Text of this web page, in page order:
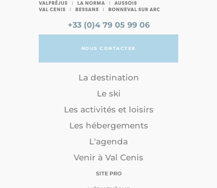
+33 (0)4 79 05 99 06
NOUS CONTACTER
La destination
Le ski
Les activités et loisirs
Les hébergements
L'agenda
Venir à Val Cenis
SITE PRO